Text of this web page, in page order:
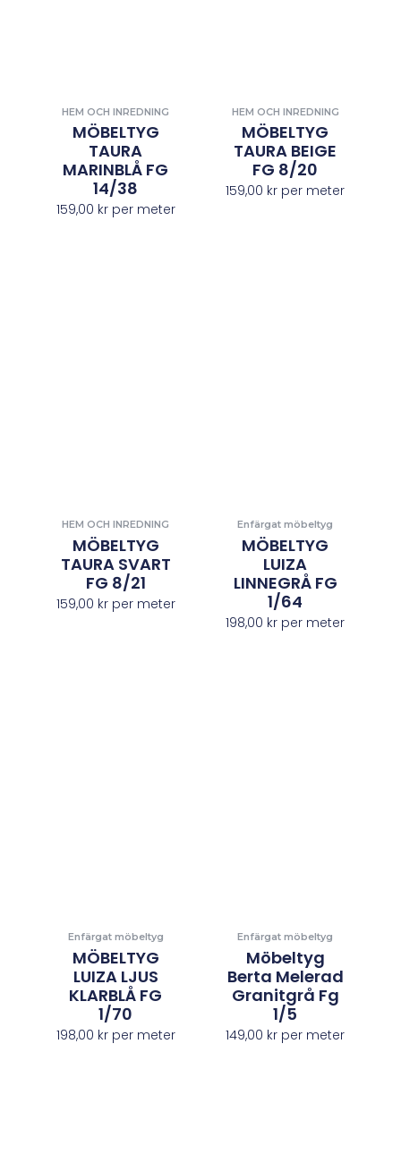
HEM OCH INREDNING
MÖBELTYG
TAURA
MARINBLÅ FG
14/38
159,00 krper meter
HEM OCH INREDNING
MÖBELTYG
TAURA BEIGE
FG 8/20
159,00 kr per meter
HEM OCH INREDNING
MÖBELTYG
TAURA SVART
FG 8/21
159,00 krper meter
Enfärgat möbeltyg
MÖBELTYG
LUIZA
LINNEGRÅ FG
1/64
198,00 kr per meter
Enfärgat möbeltyg
MÖBELTYG
LUIZA LJUS
KLARBLÅ FG
1/70
198,00 krper meter
Enfärgat möbeltyg
Möbeltyg
Berta Melerad
Granitgrå Fg
1/5
149,00 kr per meter